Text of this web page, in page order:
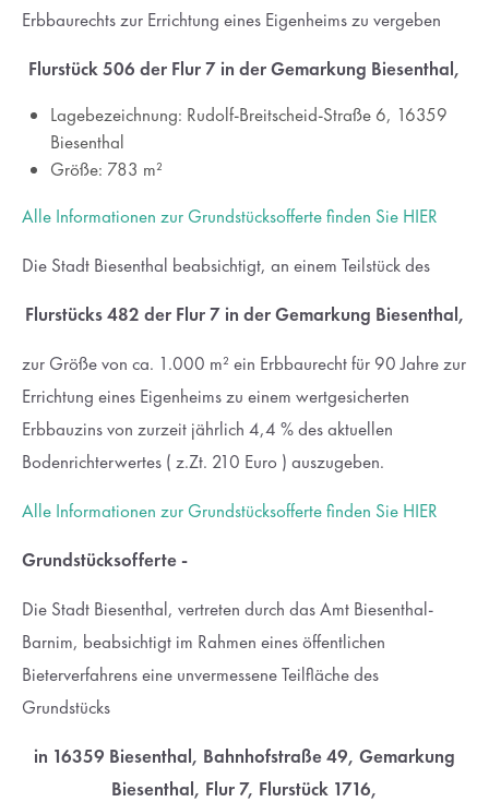
Lost your password?
Lorem ipsum dolor sit amet:
24h
We offer support for our customers
Get in touch
Cybersteel Inc.
376-293 City Road, Suite 600
San Francisco, CA 94102
Have any questions?
+44 1234 567 890
Drop us a line
info@yourdomain.com
About us
Lorem ipsum dolor sit amet, consectetuer adipiscing
Erbbaurechts zur Errichtung eines Eigenheims zu vergeben
Flurstück 506 der Flur 7 in der Gemarkung Biesenthal,
Lagebezeichnung: Rudolf-Breitscheid-Straße 6, 16359
Biesenthal
Größe: 783 m²
Alle Informationen zur Grundstücksofferte finden Sie HIER
Die Stadt Biesenthal beabsichtigt, an einem Teilstück des
Flurstücks 482 der Flur 7 in der Gemarkung Biesenthal,
zur Größe von ca. 1.000 m² ein Erbbaurecht für 90 Jahre zur
Errichtung eines Eigenheims zu einem wertgesicherten
Erbbauzins von zurzeit jährlich 4,4 % des aktuellen
Bodenrichterwertes ( z.Zt. 210 Euro ) auszugeben.
Alle Informationen zur Grundstücksofferte finden Sie HIER
Grundstücksofferte -
Die Stadt Biesenthal, vertreten durch das Amt Biesenthal-
Barnim, beabsichtigt im Rahmen eines öffentlichen
Bieterverfahrens eine unvermessene Teilfläche des
Grundstücks
in 16359 Biesenthal, Bahnhofstraße 49, Gemarkung
Biesenthal, Flur 7, Flurstück 1716,